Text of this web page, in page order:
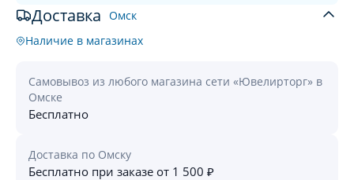
Доставка Омск
Наличие в магазинах
Самовывоз из любого магазина сети «Ювелирторг» в
Омске
Бесплатно
Доставка по Омску
Бесплатно при заказе от 1 500 ₽